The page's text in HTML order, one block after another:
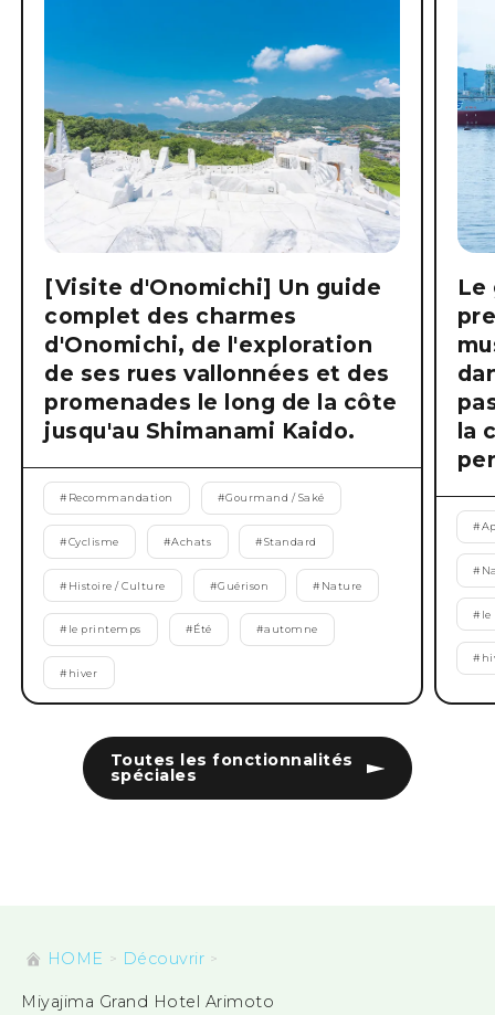
Toutes les fonctionnalités
spéciales
[Visite d'Onomichi] Un guide
complet des charmes
d'Onomichi, de l'exploration
de ses rues vallonnées et des
promenades le long de la côte
jusqu'au Shimanami Kaido.
# Recommandation #Gourmand / Saké
#Cyclisme #Achats #Standard
# Histoire / Culture #Guérison # Nature
# le printemps #Été #automne
# hiver
Le
la
#
#
# le
#
HOME Découvrir
Miyajima Grand Hotel Arimoto